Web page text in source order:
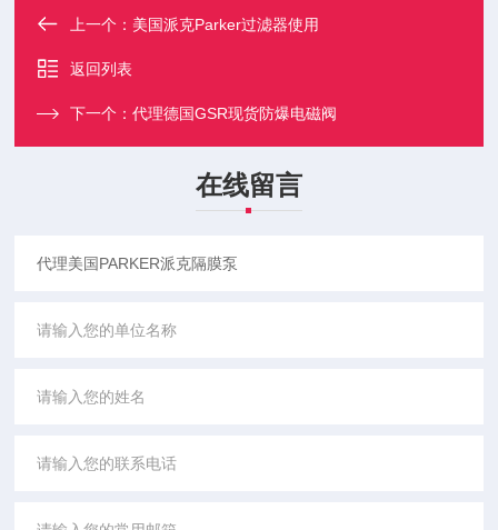
上一个： 美国派克Parker过滤器使用
返回列表
下一个：代理德国GSR现货防爆电磁阀
在线留言